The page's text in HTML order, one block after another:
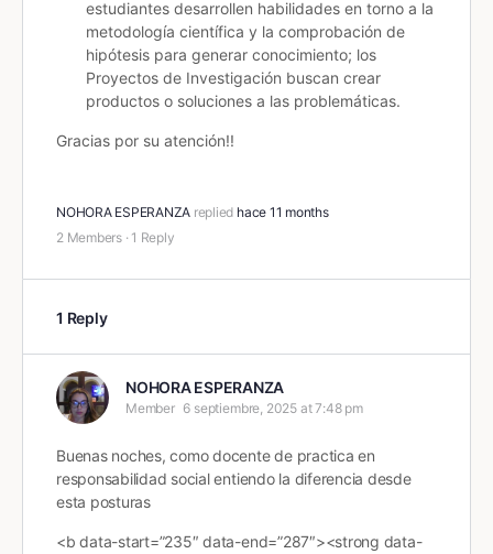
estudiantes desarrollen habilidades en torno a la
metodología científica y la comprobación de
hipótesis para generar conocimiento; los
Proyectos de Investigación buscan crear
productos o soluciones a las problemáticas.
Gracias por su atención!!
NOHORA ESPERANZA replied hace 11 months
2 Members · 1 Reply
1 Reply
NOHORA ESPERANZA
Member 6 septiembre, 2025 at 7:48 pm
Buenas noches, como docente de practica en
responsabilidad social entiendo la diferencia desde
esta posturas
<b data-start=”235″ data-end=”287″><strong data-